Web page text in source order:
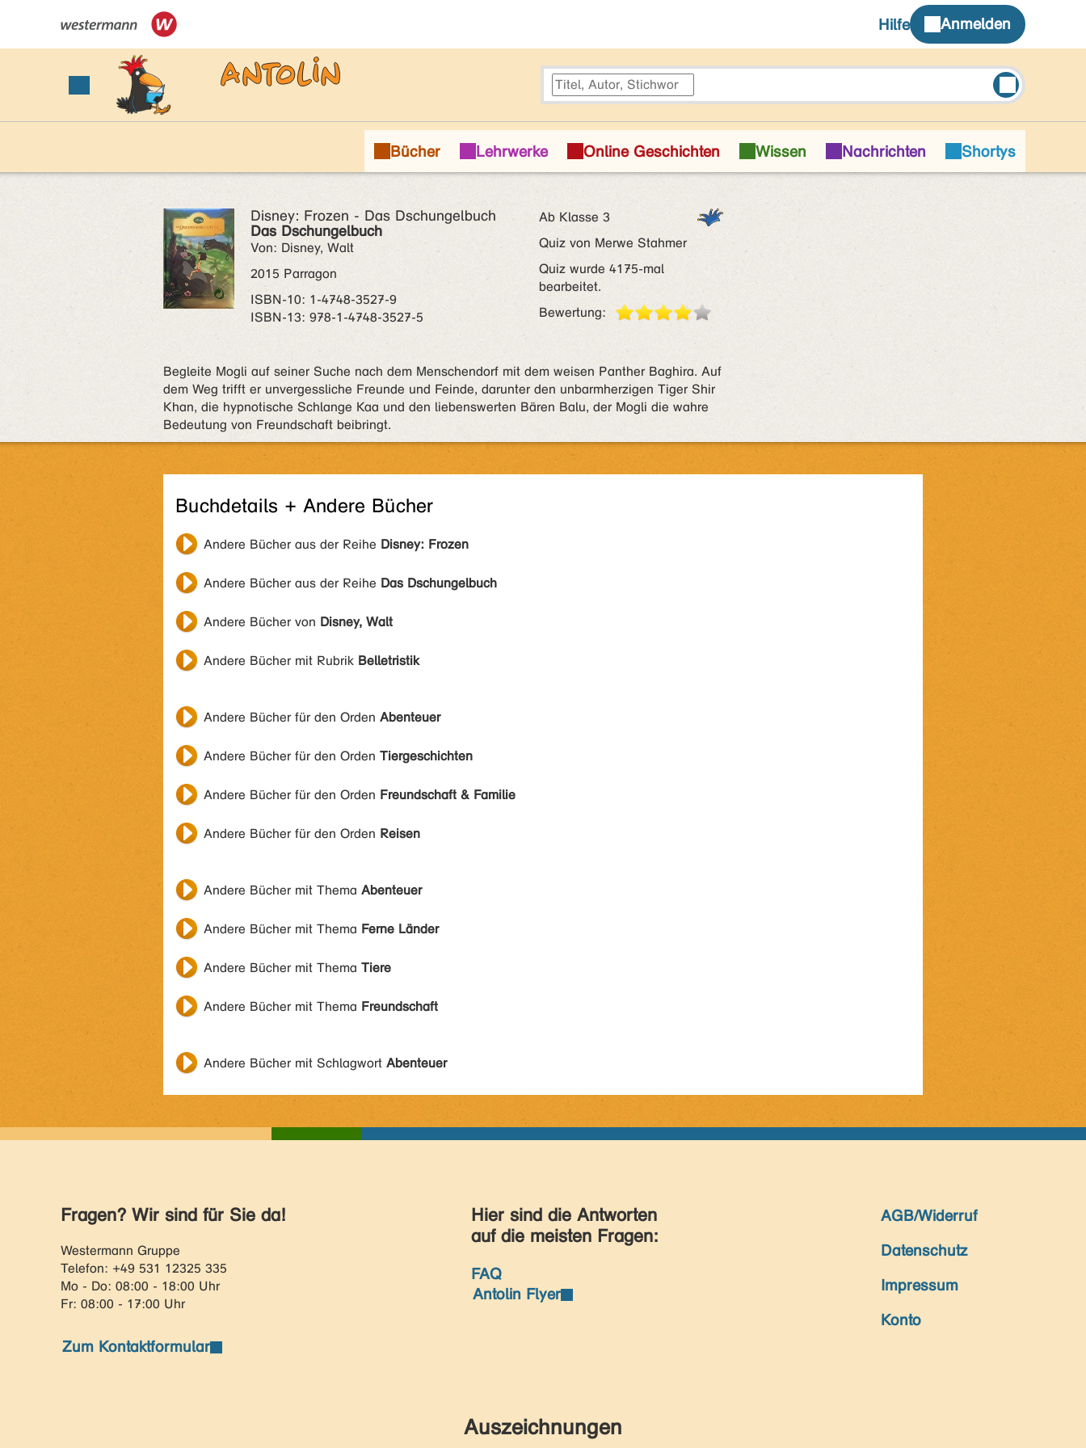
Disney: Frozen - Das Dschungelbuch
Das Dschungelbuch
Von: Disney, Walt
2015 Parragon
ISBN‑10: 1-4748-3527-9
ISBN‑13: 978-1-4748-3527-5
Ab Klasse 3
Quiz von Merwe Stahmer
Quiz wurde 4175-mal
bearbeitet.
Bewertung:
Begleite Mogli auf seiner Suche nach dem Menschendorf mit dem weisen Panther Baghira. Auf
dem Weg trifft er unvergessliche Freunde und Feinde, darunter den unbarmherzigen Tiger Shir
Khan, die hypnotische Schlange Kaa und den liebenswerten Bären Balu, der Mogli die wahre
Bedeutung von Freundschaft beibringt.
Buchdetails + Andere Bücher
Andere Bücher aus der Reihe Disney: Frozen
Andere Bücher aus der Reihe Das Dschungelbuch
Andere Bücher von Disney, Walt
Andere Bücher mit Rubrik Belletristik
Andere Bücher für den Orden Abenteuer
Andere Bücher für den Orden Tiergeschichten
Andere Bücher für den Orden Freundschaft & Familie
Andere Bücher für den Orden Reisen
Andere Bücher mit Thema Abenteuer
Andere Bücher mit Thema Ferne Länder
Andere Bücher mit Thema Tiere
Andere Bücher mit Thema Freundschaft
Andere Bücher mit Schlagwort Abenteuer